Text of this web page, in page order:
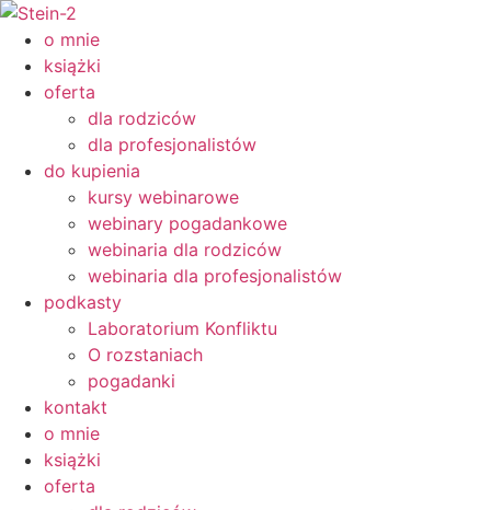
Przejdź
treści
o mnie
książki
oferta
dla rodziców
dla profesjonalistów
do kupienia
kursy webinarowe
webinary pogadankowe
webinaria dla rodziców
webinaria dla profesjonalistów
podkasty
Laboratorium Konfliktu
O rozstaniach
pogadanki
kontakt
o mnie
książki
oferta